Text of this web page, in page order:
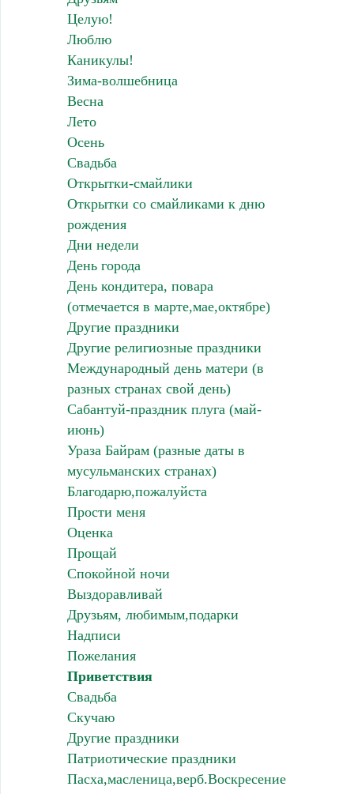
Целую!
Люблю
Каникулы!
Зима-волшебница
Весна
Лето
Осень
Свадьба
Открытки-смайлики
Открытки со смайликами к дню
рождения
Дни недели
День города
День кондитера, повара
(отмечается в марте,мае,октябре)
Другие праздники
Другие религиозные праздники
Международный день матери (в
разных странах свой день)
Сабантуй-праздник плуга (май-
июнь)
Ураза Байрам (разные даты в
мусульманских странах)
Благодарю,пожалуйста
Прости меня
Оценка
Прощай
Спокойной ночи
Выздоравливай
Друзьям, любимым,подарки
Надписи
Пожелания
Приветствия
Свадьба
Скучаю
Другие праздники
Патриотические праздники
Пасха,масленица,верб.Воскресение